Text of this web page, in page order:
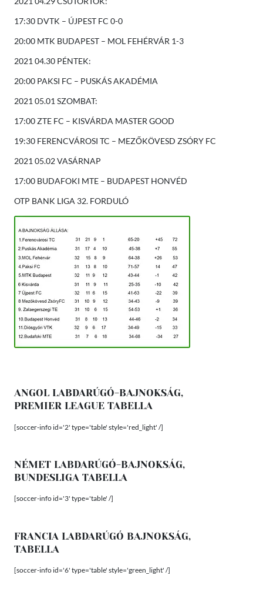
17:30 DVTK – ÚJPEST FC 0-0
20:00 MTK BUDAPEST – MOL FEHÉRVÁR 1-3
2021 04.30 PÉNTEK:
20:00 PAKSI FC – PUSKÁS AKADÉMIA
2021 05.01 SZOMBAT:
17:00 ZTE FC – KISVÁRDA MASTER GOOD
19:30 FERENCVÁROSI TC – MEZŐKÖVESD ZSÓRY FC
2021 05.02 VASÁRNAP
17:00 BUDAFOKI MTE – BUDAPEST HONVÉD
OTP BANK LIGA 32. FORDULÓ
ANGOL LABDARÚGÓ-BAJNOKSÁG,
PREMIER LEAGUE TABELLA
[soccer-info id='2' type='table' style='red_light' /]
NÉMET LABDARÚGÓ-BAJNOKSÁG,
BUNDESLIGA TABELLA
[soccer-info id='3' type='table' /]
FRANCIA LABDARÚGÓ BAJNOKSÁG,
TABELLA
[soccer-info id='6' type='table' style='green_light' /]